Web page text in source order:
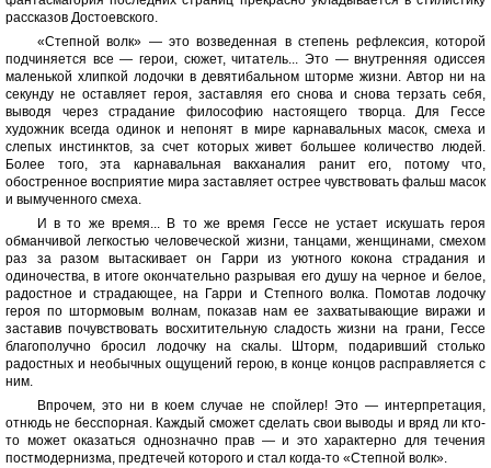
рассказов Достоевского.
«Степной волк» — это возведенная в степень рефлексия, которой
подчиняется все — герои, сюжет, читатель... Это — внутренняя одиссея
маленькой хлипкой лодочки в девятибальном шторме жизни. Автор ни на
секунду не оставляет героя, заставляя его снова и снова терзать себя,
выводя через страдание философию настоящего творца. Для Гессе
художник всегда одинок и непонят в мире карнавальных масок, смеха и
слепых инстинктов, за счет которых живет большее количество людей.
Более того, эта карнавальная вакханалия ранит его, потому что,
обостренное восприятие мира заставляет острее чувствовать фальш масок
и вымученного смеха.
И в то же время... В то же время Гессе не устает искушать героя
обманчивой легкостью человеческой жизни, танцами, женщинами, смехом
раз за разом вытаскивает он Гарри из уютного кокона страдания и
одиночества, в итоге окончательно разрывая его душу на черное и белое,
радостное и страдающее, на Гарри и Степного волка. Помотав лодочку
героя по штормовым волнам, показав нам ее захватывающие виражи и
заставив почувствовать восхитительную сладость жизни на грани, Гессе
благополучно бросил лодочку на скалы. Шторм, подаривший столько
радостных и необычных ощущений герою, в конце концов расправляется с
ним.
Впрочем, это ни в коем случае не спойлер! Это — интерпретация,
отнюдь не бесспорная. Каждый сможет сделать свои выводы и вряд ли кто-
то может оказаться однозначно прав — и это характерно для течения
постмодернизма, предтечей которого и стал когда-то «Степной волк».